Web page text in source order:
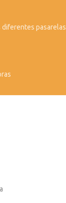
diferentes pasarelas